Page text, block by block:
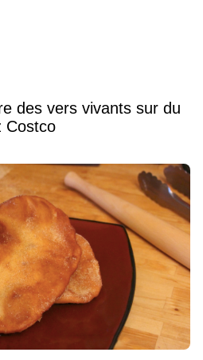
des vers vivants sur du
Costco